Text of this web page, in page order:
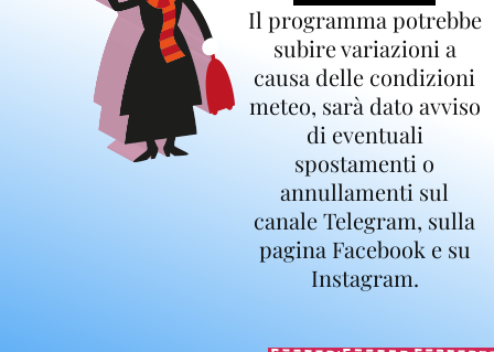
Il programma potrebbe
subire variazioni a
causa delle condizioni
meteo, sarà dato avviso
di eventuali
spostamenti o
annullamenti sul
canale Telegram, sulla
pagina Facebook e su
Instagram.